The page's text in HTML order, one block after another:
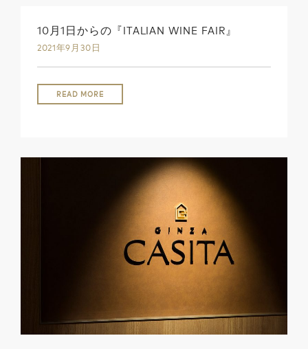
10月1日からの『ITALIAN WINE FAIR』
2021年9月30日
READ MORE